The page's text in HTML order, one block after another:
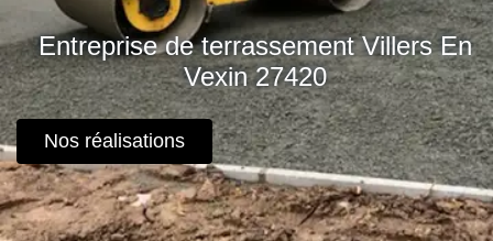
Entreprise de terrassement Villers En
Vexin 27420
Nos réalisations